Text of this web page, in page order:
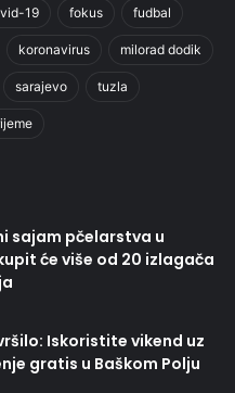
19 fokus fudbal
koronavirus milorad dodik
sarajevo tuzla
sajam pčelarstva u
će više od 20 izlagača
Iskoristite vikend uz
gratis u Baškom Polju